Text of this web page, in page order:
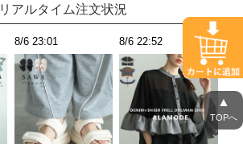
リアルタイム注文状況
8/6 22:45 8/6 22:45 8/6
▲
TOPへ